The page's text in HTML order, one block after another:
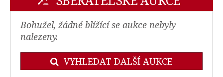
Bohužel, žádné blížící se aukce nebyly
nalezeny.
VYHLEDAT DALŠÍ AUKCE